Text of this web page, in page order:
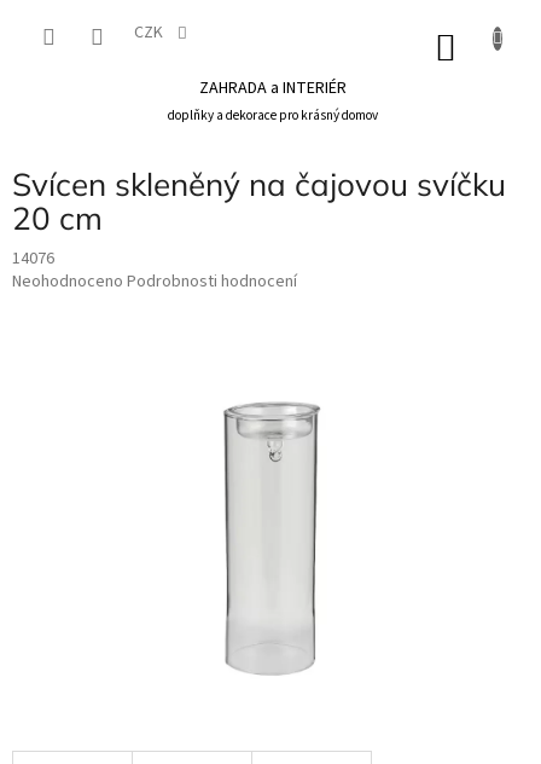
CZK
ZAHRADA a INTERIÉR
doplňky a dekorace pro krásný domov
Svícen skleněný na čajovou svíčku
20 cm
14076
Průměrné
Neohodnoceno Podrobnosti hodnocení